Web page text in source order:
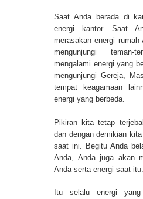
Saat Anda berada di
energi kantor. Saat
merasakan energi rumah
mengunjungi
mengalami energi yang
mengunjungi Gereja,
tempat keagamaan
energi yang berbeda.
Pikiran kita tetap
dan dengan demikian
saat ini. Begitu Anda
Anda, Anda juga akan
Anda serta energi saat itu.
Itu selalu energi yang